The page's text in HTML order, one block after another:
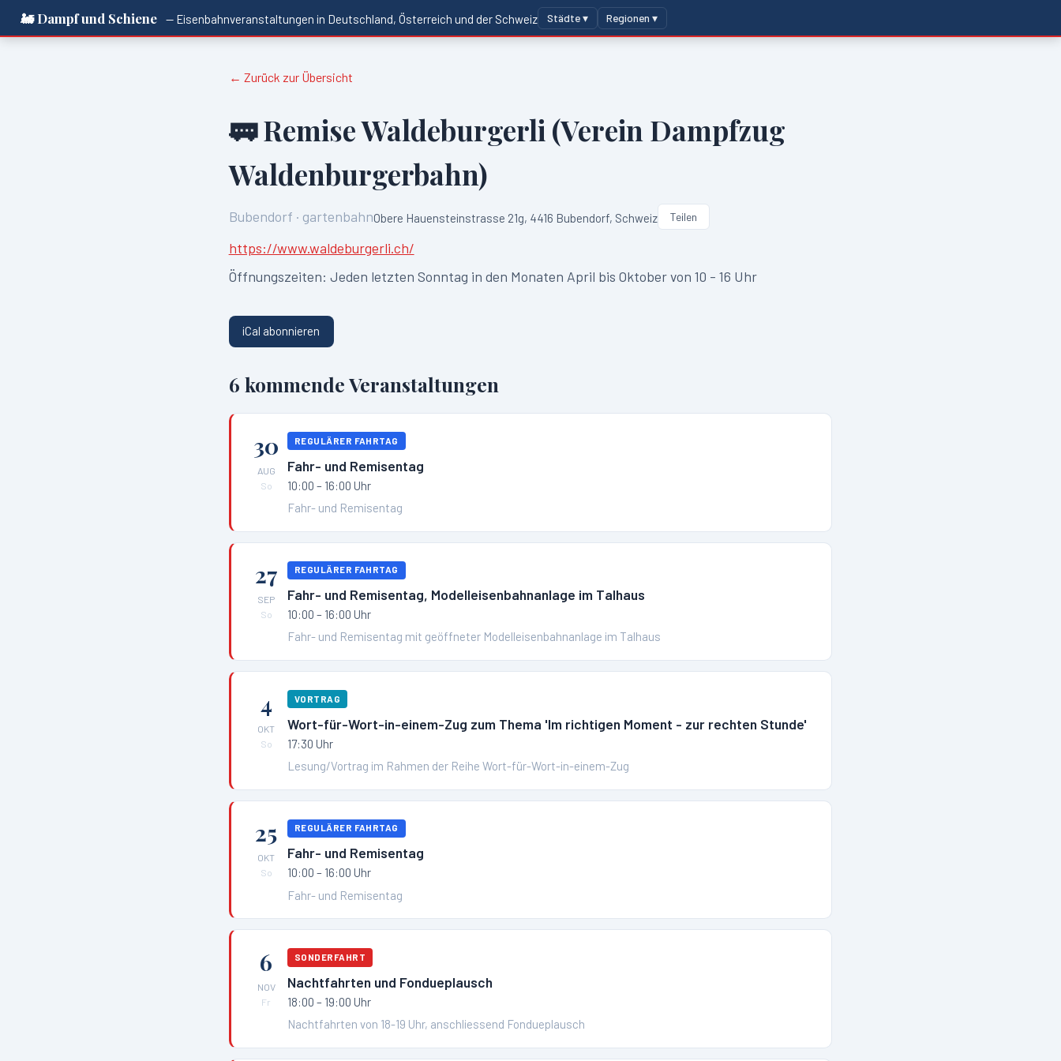
🚂 Dampf und Schiene — Eisenbahnveranstaltungen in Deutschland, Österreich und der Schweiz Städte ▾ Regionen ▾
← Zurück zur Übersicht
🚃 Remise Waldeburgerli (Verein Dampfzug
Waldenburgerbahn)
Bubendorf · gartenbahnObere Hauensteinstrasse 21g, 4416 Bubendorf, Schweiz Teilen
https://www.waldeburgerli.ch/
Öffnungszeiten: Jeden letzten Sonntag in den Monaten April bis Oktober von 10 - 16 Uhr
iCal abonnieren
6 kommende Veranstaltungen
30
AUG
So
REGULÄRER FAHRTAG
Fahr- und Remisentag
10:00 – 16:00 Uhr
Fahr- und Remisentag
27
SEP
So
REGULÄRER FAHRTAG
Fahr- und Remisentag, Modelleisenbahnanlage im Talhaus
10:00 – 16:00 Uhr
Fahr- und Remisentag mit geöffneter Modelleisenbahnanlage im Talhaus
4
OKT
So
VORTRAG
Wort-für-Wort-in-einem-Zug zum Thema 'Im richtigen Moment - zur rechten Stunde'
17:30 Uhr
Lesung/Vortrag im Rahmen der Reihe Wort-für-Wort-in-einem-Zug
25
OKT
So
REGULÄRER FAHRTAG
Fahr- und Remisentag
10:00 – 16:00 Uhr
Fahr- und Remisentag
6
NOV
Fr
SONDERFAHRT
Nachtfahrten und Fondueplausch
18:00 – 19:00 Uhr
Nachtfahrten von 18-19 Uhr, anschliessend Fondueplausch